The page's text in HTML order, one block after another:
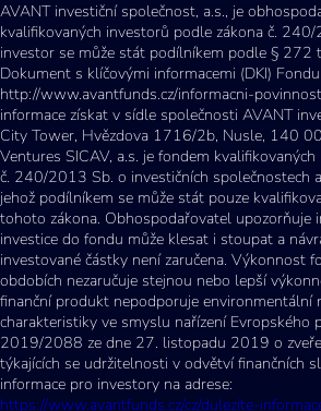
AVANT investiční společnost, a.s., je
kvalifikovaných investorů podle zákona č.
investor se může stát podílníkem podle § 272
Dokument s klíčovými informacemi (DKI)
http://www.avantfunds.cz/informacni-
informace získat v sídle společnosti AVANT
City Tower, Hvězdova 1716/2b, Nusle, 140
Ventures SICAV, a.s. je fondem
č. 240/2013 Sb. o investičních společnostech
jehož podílníkem se může stát pouze
tohoto zákona. Obhospodařovatel upozorňuje
investice do fondu může klesat i stoupat a
investované částky není zaručena. Výkonnost
obdobích nezaručuje stejnou nebo lepší
finanční produkt nepodporuje environmentální
charakteristiky ve smyslu nařízení Evropského
2019/2088 ze dne 27. listopadu 2019 o
týkajících se udržitelnosti v odvětví finančních
informace pro investory na adrese:
https://www.avantfunds.cz/cz/dulezite-